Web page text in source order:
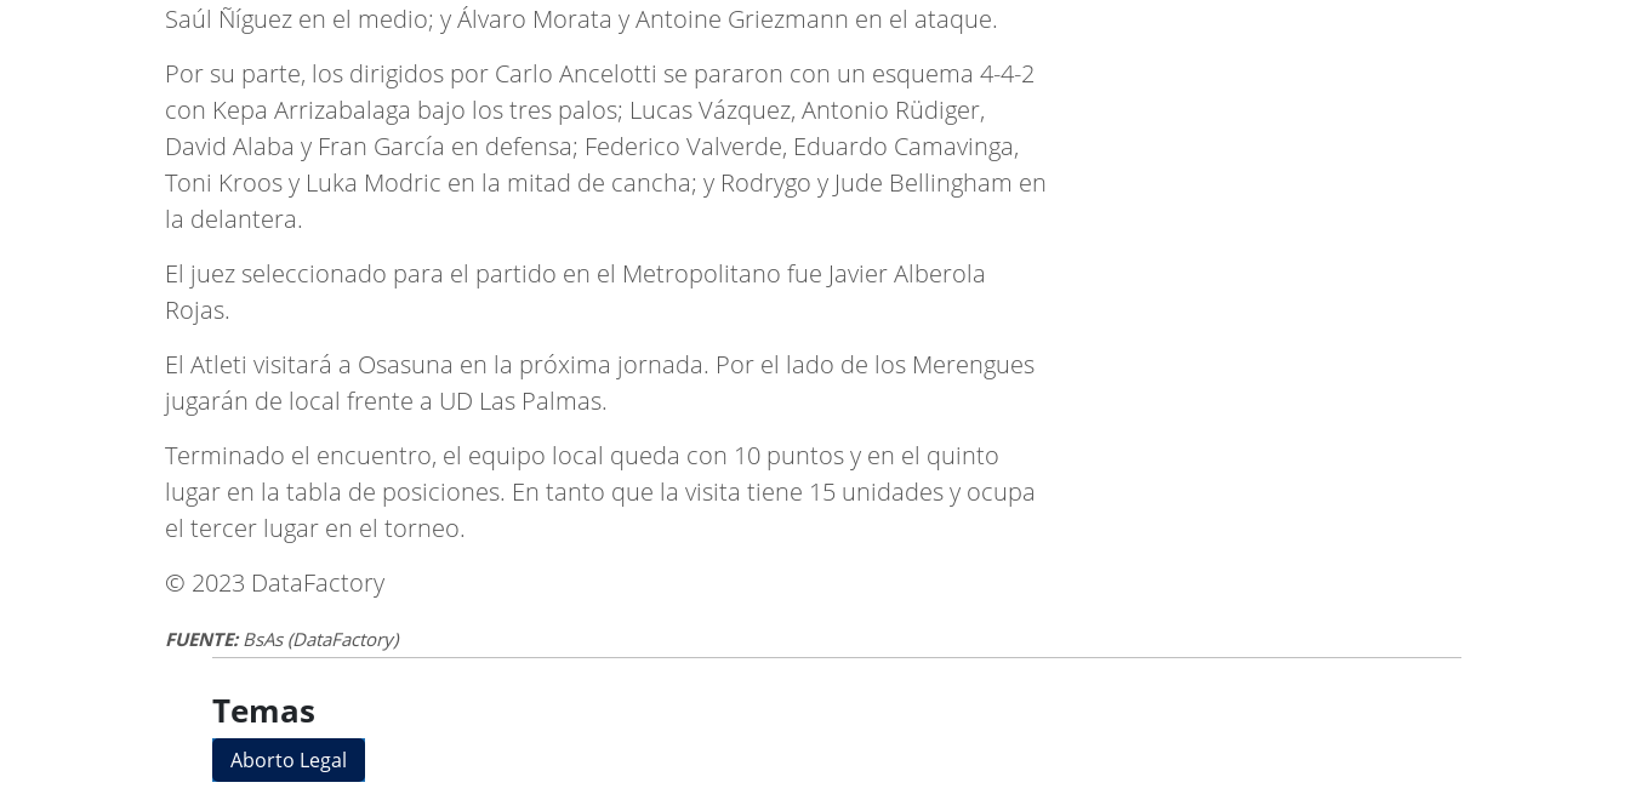
Saúl Ñíguez en el medio; y Álvaro Morata y Antoine Griezmann en el ataque.
Por su parte, los dirigidos por Carlo Ancelotti se pararon con un esquema 4-4-2
con Kepa Arrizabalaga bajo los tres palos; Lucas Vázquez, Antonio Rüdiger,
David Alaba y Fran García en defensa; Federico Valverde, Eduardo Camavinga,
Toni Kroos y Luka Modric en la mitad de cancha; y Rodrygo y Jude Bellingham en
la delantera.
El juez seleccionado para el partido en el Metropolitano fue Javier Alberola
Rojas.
El Atleti visitará a Osasuna en la próxima jornada. Por el lado de los Merengues
jugarán de local frente a UD Las Palmas.
Terminado el encuentro, el equipo local queda con 10 puntos y en el quinto
lugar en la tabla de posiciones. En tanto que la visita tiene 15 unidades y ocupa
el tercer lugar en el torneo.
© 2023 DataFactory
FUENTE:BsAs (DataFactory)
Temas
Aborto Legal